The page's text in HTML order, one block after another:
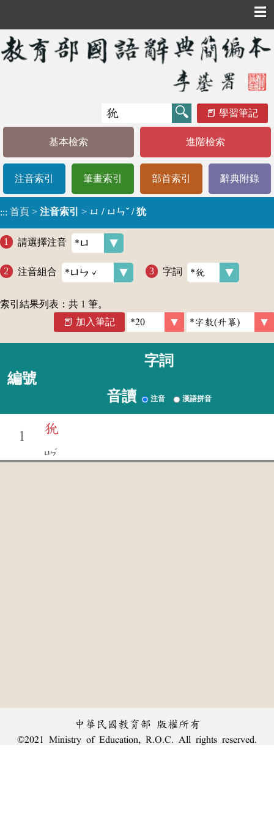
☰
學習筆記
基本檢索 進階檢索
注音索引 筆畫索引 部首索引 辭典附錄
::: 首頁 > 注音索引 > ㄩ / ㄩㄣˇ / 狁
請選擇注音
注音組合 字詞
索引結果列表：共 1 筆。
加入筆記
編號
字詞
音讀 注音 漢語拼音
1
狁
ㄩㄣ
ˇ
中華民國教育部 版權所有
©2021 Ministry of Education, R.O.C. All rights reserved.